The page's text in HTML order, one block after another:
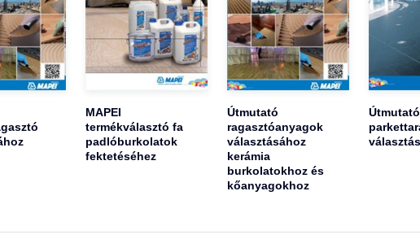
MAPEI
termékválasztó fa
padlóburkolatok
fektetéséhez
Útmutató
ragasztóanyagok
választásához
kerámia
burkolatokhoz és
kőanyagokhoz
Útmutató